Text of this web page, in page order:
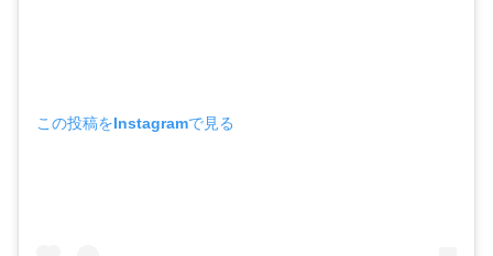
この投稿をInstagramで見る